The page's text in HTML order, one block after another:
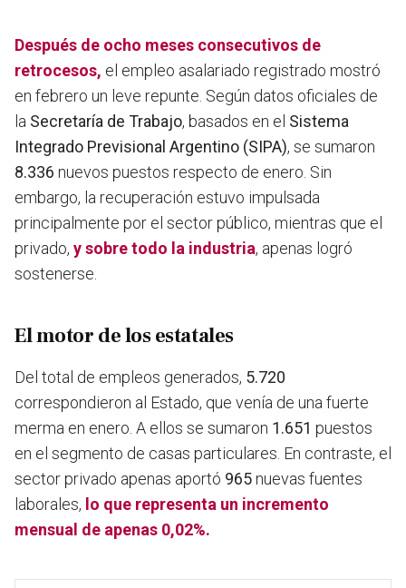
Después de ocho meses consecutivos de
retrocesos, el empleo asalariado registrado mostró
en febrero un leve repunte. Según datos oficiales de
la Secretaría de Trabajo, basados en el Sistema
Integrado Previsional Argentino (SIPA), se sumaron
8.336 nuevos puestos respecto de enero. Sin
embargo, la recuperación estuvo impulsada
principalmente por el sector público, mientras que el
privado, y sobre todo la industria, apenas logró
sostenerse.
El motor de los estatales
Del total de empleos generados, 5.720
correspondieron al Estado, que venía de una fuerte
merma en enero. A ellos se sumaron 1.651 puestos
en el segmento de casas particulares. En contraste, el
sector privado apenas aportó 965nuevas fuentes
laborales, lo que representa un incremento
mensual de apenas 0,02%.